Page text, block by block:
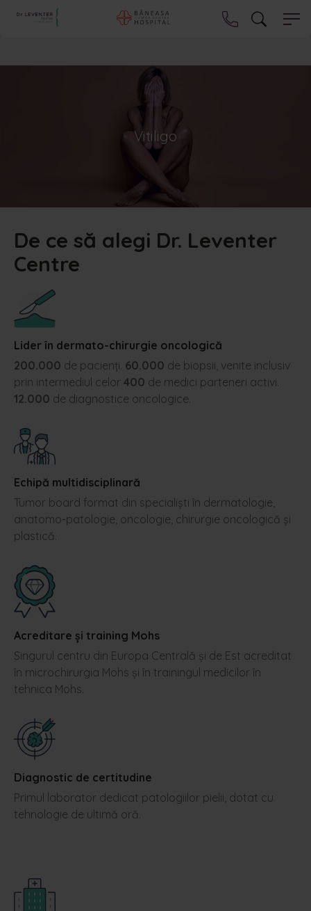
Vitiligo
De ce să alegi Dr. Leventer
Centre
Lider în dermato-chirurgie oncologică
200.000 de pacienți. 60.000 de biopsii, venite inclusiv
prin intermediul celor 400 de medici parteneri activi.
12.000 de diagnostice oncologice.
Echipă multidisciplinară
Tumor board format din specialiști în dermatologie,
anatomo-patologie, oncologie, chirurgie oncologică și
plastică.
Acreditare și training Mohs
Singurul centru din Europa Centrală și de Est acreditat
în microchirurgia Mohs și în trainingul medicilor în
tehnica Mohs.
Diagnostic de certitudine
Primul laborator dedicat patologiilor pielii, dotat cu
tehnologie de ultimă oră.